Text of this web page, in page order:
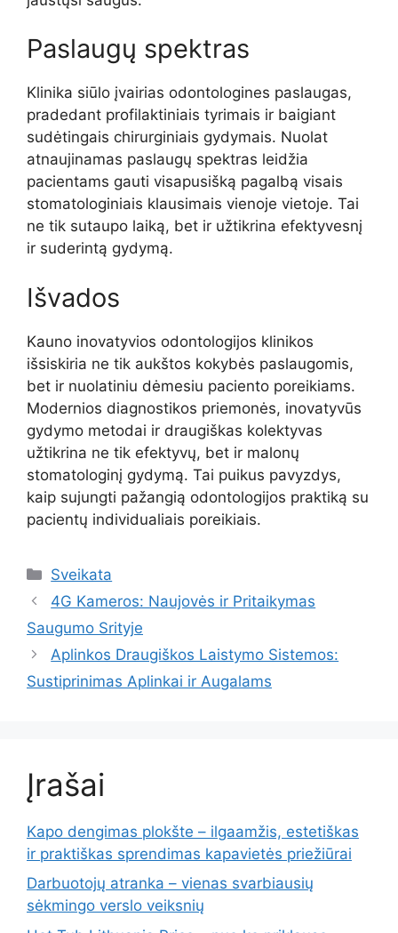
Paslaugų spektras
Klinika siūlo įvairias odontologines paslaugas,
pradedant profilaktiniais tyrimais ir baigiant
sudėtingais chirurginiais gydymais. Nuolat
atnaujinamas paslaugų spektras leidžia
pacientams gauti visapusišką pagalbą visais
stomatologiniais klausimais vienoje vietoje. Tai
ne tik sutaupo laiką, bet ir užtikrina efektyvesnį
ir suderintą gydymą.
Išvados
Kauno inovatyvios odontologijos klinikos
išsiskiria ne tik aukštos kokybės paslaugomis,
bet ir nuolatiniu dėmesiu paciento poreikiams.
Modernios diagnostikos priemonės, inovatyvūs
gydymo metodai ir draugiškas kolektyvas
užtikrina ne tik efektyvų, bet ir malonų
stomatologinį gydymą. Tai puikus pavyzdys,
kaip sujungti pažangią odontologijos praktiką su
pacientų individualiais poreikiais.
Kategorijos
Sveikata
4G Kameros: Naujovės ir Pritaikymas
Saugumo Srityje
Aplinkos Draugiškos Laistymo Sistemos:
Sustiprinimas Aplinkai ir Augalams
Įrašai
Kapo dengimas plokšte – ilgaamžis, estetiškas
ir praktiškas sprendimas kapavietės priežiūrai
Darbuotojų atranka – vienas svarbiausių
sėkmingo verslo veiksnių